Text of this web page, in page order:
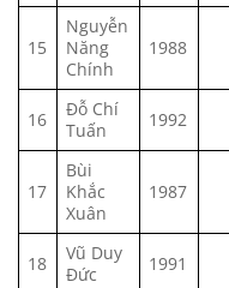
15
Nguyễn
Năng
Chính
1988
16
Đỗ Chí
Tuấn
1992
17
Bùi
Khắc
Xuân
1987
18
Vũ Duy
Đức
1991